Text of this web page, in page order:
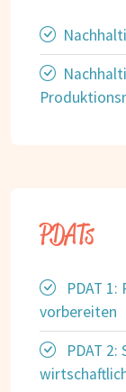
PDATs
PDAT
vorbereiten
PDAT